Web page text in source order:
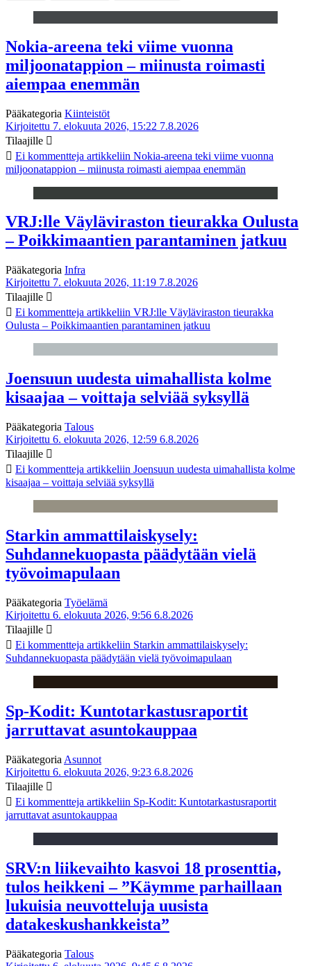
Nokia-areena teki viime vuonna
miljoonatappion – miinusta roimasti
aiempaa enemmän
Pääkategoria Kiinteistöt
Kirjoitettu 7. elokuuta 2026, 15:22 7.8.2026
Tilaajille
Ei kommentteja artikkeliin Nokia-areena teki viime vuonna
miljoonatappion – miinusta roimasti aiempaa enemmän
VRJ:lle Väyläviraston tieurakka Oulusta
– Poikkimaantien parantaminen jatkuu
Pääkategoria Infra
Kirjoitettu 7. elokuuta 2026, 11:19 7.8.2026
Tilaajille
Ei kommentteja artikkeliin VRJ:lle Väyläviraston tieurakka
Oulusta – Poikkimaantien parantaminen jatkuu
Joensuun uudesta uimahallista kolme
kisaajaa – voittaja selviää syksyllä
Pääkategoria Talous
Kirjoitettu 6. elokuuta 2026, 12:59 6.8.2026
Tilaajille
Ei kommentteja artikkeliin Joensuun uudesta uimahallista kolme
kisaajaa – voittaja selviää syksyllä
Starkin ammattilaiskysely:
Suhdannekuopasta päädytään vielä
työvoimapulaan
Pääkategoria Työelämä
Kirjoitettu 6. elokuuta 2026, 9:56 6.8.2026
Tilaajille
Ei kommentteja artikkeliin Starkin ammattilaiskysely:
Suhdannekuopasta päädytään vielä työvoimapulaan
Sp-Kodit: Kuntotarkastusraportit
jarruttavat asuntokauppaa
Pääkategoria Asunnot
Kirjoitettu 6. elokuuta 2026, 9:23 6.8.2026
Tilaajille
Ei kommentteja artikkeliin Sp-Kodit: Kuntotarkastusraportit
jarruttavat asuntokauppaa
SRV:n liikevaihto kasvoi 18 prosenttia,
tulos heikkeni – ”Käymme parhaillaan
lukuisia neuvotteluja uusista
datakeskushankkeista”
Pääkategoria Talous